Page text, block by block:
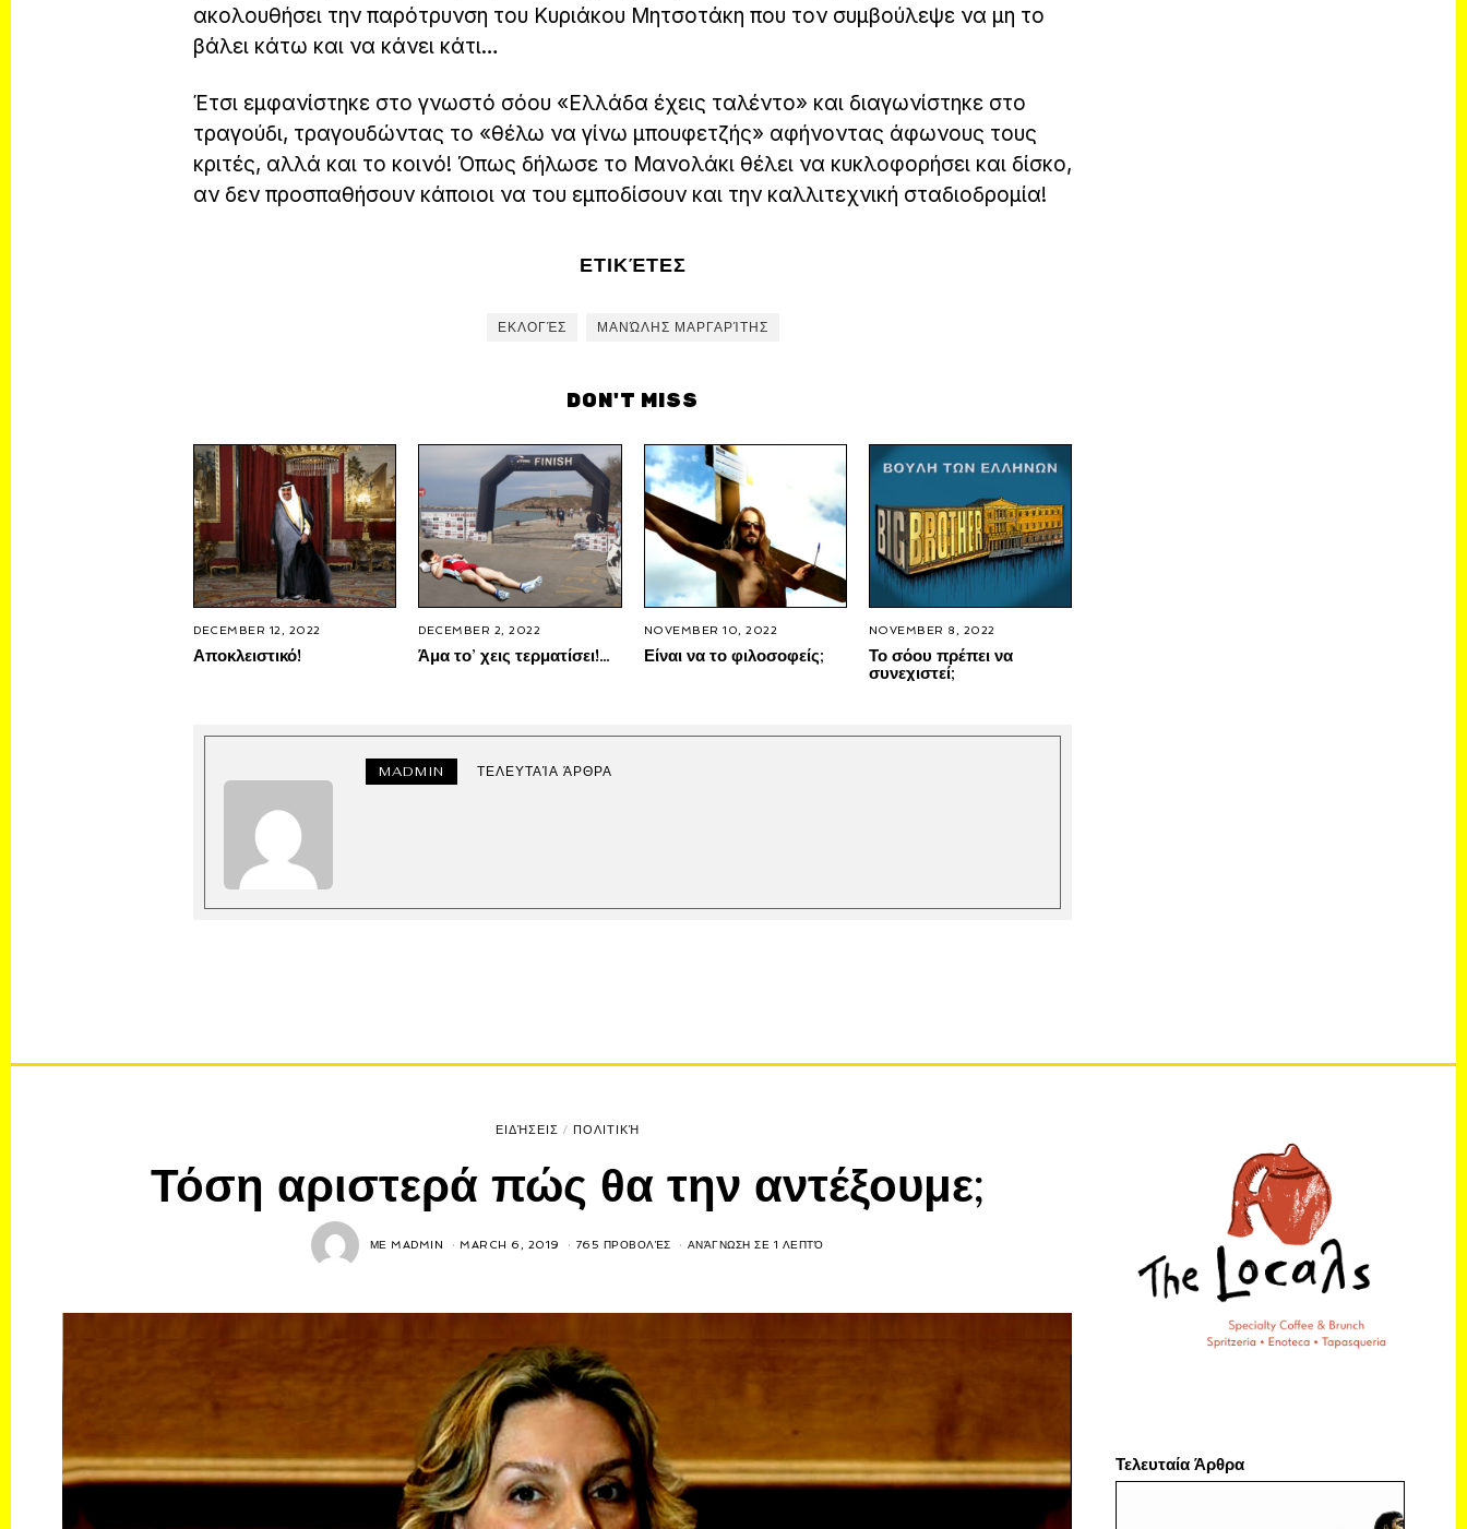
ακολουθήσει την παρότρυνση του Κυριάκου Μητσοτάκη που τον συμβούλεψε να μη το
βάλει κάτω και να κάνει κάτι…
Έτσι εμφανίστηκε στο γνωστό σόου «Ελλάδα έχεις ταλέντο» και διαγωνίστηκε στο
τραγούδι, τραγουδώντας το «θέλω να γίνω μπουφετζής» αφήνοντας άφωνους τους
κριτές, αλλά και το κοινό! Όπως δήλωσε το Μανολάκι θέλει να κυκλοφορήσει και δίσκο,
αν δεν προσπαθήσουν κάποιοι να του εμποδίσουν και την καλλιτεχνική σταδιοδρομία!
ΕΤΙΚΈΤΕΣ
ΕΚΛΟΓΈΣ ΜΑΝΏΛΗΣ ΜΑΡΓΑΡΊΤΗΣ
DON'T MISS
DECEMBER 12, 2022
Αποκλειστικό!
DECEMBER 2, 2022
Άμα το’ χεις τερματίσει!…
NOVEMBER 10, 2022
Είναι να το φιλοσοφείς;
NOVEMBER 8, 2022
Το σόου πρέπει να
συνεχιστεί;
MADMIN ΤΕΛΕΥΤΑΊΑ ΆΡΘΡΑ
ΕΙΔΉΣΕΙΣ / ΠΟΛΙΤΙΚΉ
Τόση αριστερά πώς θα την αντέξουμε;
ΜΕ MADMIN MARCH 6, 2019 765 ΠΡΟΒΟΛΈΣ ΑΝΆΓΝΩΣΗ ΣΕ 1 ΛΕΠΤΌ
Τελευταία Άρθρα